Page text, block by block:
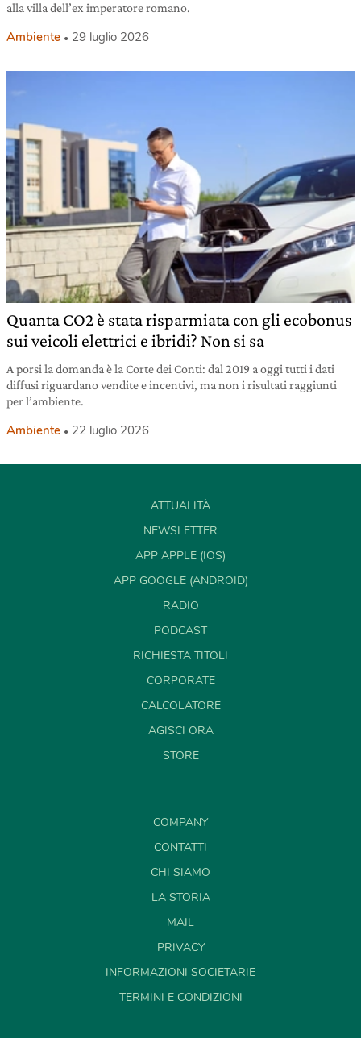
alla villa dell’ex imperatore romano.
Ambiente 29 luglio 2026
Quanta CO2 è stata risparmiata con gli ecobonus
sui veicoli elettrici e ibridi? Non si sa
A porsi la domanda è la Corte dei Conti: dal 2019 a oggi tutti i dati
diffusi riguardano vendite e incentivi, ma non i risultati raggiunti
per l’ambiente.
Ambiente 22 luglio 2026
ATTUALITÀ
NEWSLETTER
APP APPLE (IOS)
APP GOOGLE (ANDROID)
RADIO
PODCAST
RICHIESTA TITOLI
CORPORATE
CALCOLATORE
AGISCI ORA
STORE
COMPANY
CONTATTI
CHI SIAMO
LA STORIA
MAIL
PRIVACY
INFORMAZIONI SOCIETARIE
TERMINI E CONDIZIONI